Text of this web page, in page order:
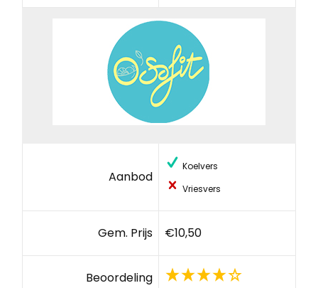
Aanbod
Koelvers
Vriesvers
Gem. Prijs €10,50
Beoordeling